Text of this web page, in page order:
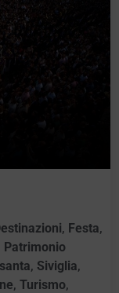
, Festa,
Patrimonio
, Siviglia,
,Turismo,